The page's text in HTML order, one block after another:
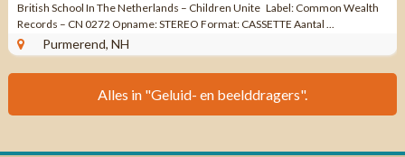
British School In The Netherlands – Children Unite Label: Common Wealth
Records – CN 0272 Opname: STEREO Format: CASSETTE Aantal ...
Purmerend, NH
Alles in "Geluid- en beelddragers".